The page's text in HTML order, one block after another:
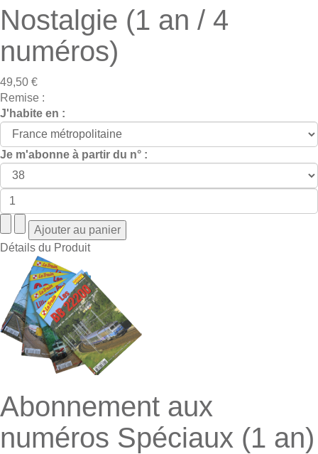
Nostalgie (1 an / 4
numéros)
49,50 €
Remise :
J'habite en :
Je m'abonne à partir du n° :
Détails du Produit
Abonnement aux
numéros Spéciaux (1 an)